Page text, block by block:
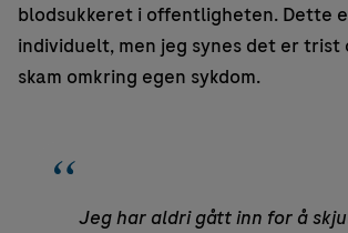
blodsukkeret i offentligheten. Dette
individuelt, men jeg synes det er trist
skam omkring egen sykdom.
Jeg har aldri gått inn for å